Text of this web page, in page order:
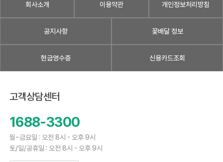
회사소개 이용약관 개인정보처리방침
공지사항 꽃배달 정보
현금영수증 신용카드조회
고객상담센터
1688-3300
월~금요일 : 오전 8시 - 오후 9시
토/일/공휴일 : 오전 8시 - 오후 9시